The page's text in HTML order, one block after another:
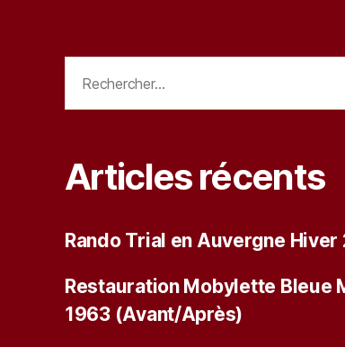
Articles récents
Rando Trial en Auvergne Hiver
Restauration Mobylette Bleue
1963 (Avant/Après)